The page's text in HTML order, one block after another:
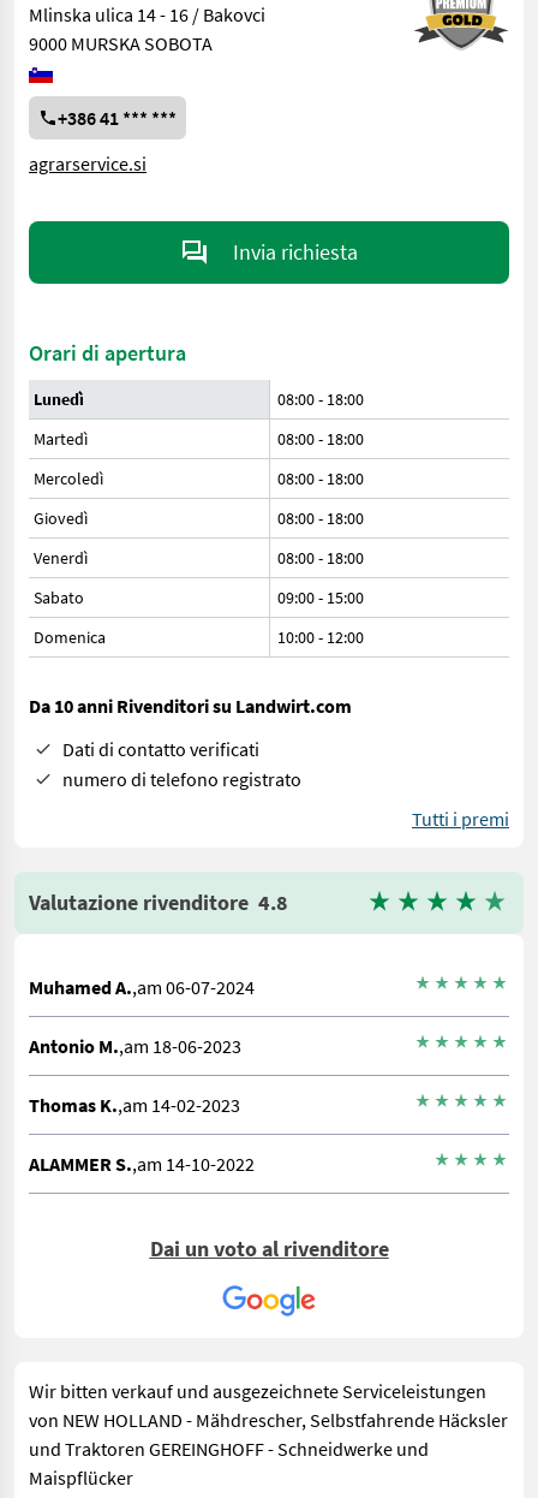
Mlinska ulica 14 - 16 / Bakovci
9000 MURSKA SOBOTA
+386 41 *** ***
agrarservice.si
Invia richiesta
Orari di apertura
Lunedì 08:00- 18:00
Martedì
08:00- 18:00
Mercoledì
08:00- 18:00
Giovedì
08:00- 18:00
Venerdì
08:00- 18:00
Sabato
09:00- 15:00
Domenica
10:00- 12:00
Da 10 anni Rivenditori su Landwirt.com
Dati di contatto verificati
numero di telefono registrato
Tutti i premi
Valutazione rivenditore 4.8
Muhamed A.,am 06-07-2024
Antonio M.,am 18-06-2023
Thomas K.,am 14-02-2023
ALAMMER S.,am 14-10-2022
Dai un voto al rivenditore
Wir bitten verkauf und ausgezeichnete Serviceleistungen
von NEW HOLLAND - Mähdrescher, Selbstfahrende Häcksler
und Traktoren GEREINGHOFF - Schneidwerke und
Maispflücker